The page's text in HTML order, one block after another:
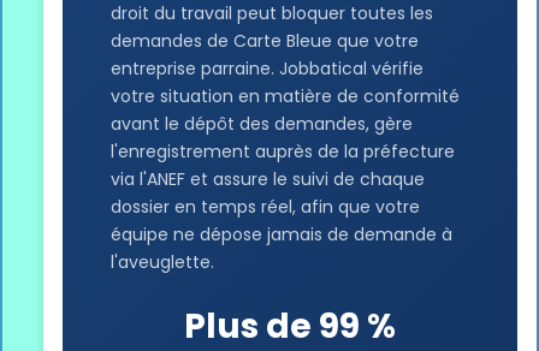
droit du travail peut bloquer toutes les
demandes de Carte Bleue que votre
entreprise parraine. Jobbatical vérifie
votre situation en matière de conformité
avant le dépôt des demandes, gère
l'enregistrement auprès de la préfecture
via l'ANEF et assure le suivi de chaque
dossier en temps réel, afin que votre
équipe ne dépose jamais de demande à
l'aveuglette.
Plus de 99 %